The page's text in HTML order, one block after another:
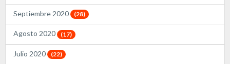
Septiembre 2020 (28)
Agosto 2020 (17)
Julio 2020 (22)